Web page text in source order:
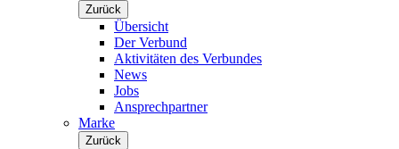
Zurück
Übersicht
Der Verbund
Aktivitäten des Verbundes
News
Jobs
Ansprechpartner
Marke
Zurück